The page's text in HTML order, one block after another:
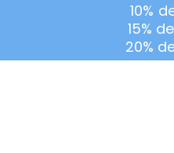
10%
15%
20%